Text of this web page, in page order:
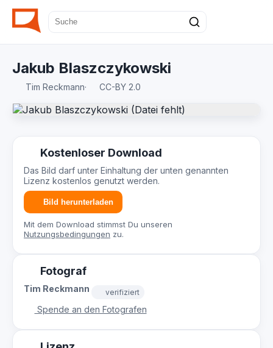
Jakub Blaszczykowski
Tim Reckmann· CC-BY 2.0
Kostenloser Download
Das Bild darf unter Einhaltung der unten genannten
Lizenz kostenlos genutzt werden.
Bild herunterladen
Mit dem Download stimmst Du unseren
Nutzungsbedingungen zu.
Fotograf
Tim Reckmann verifiziert
Spende an den Fotografen